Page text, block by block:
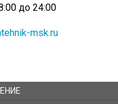
до 24:00
msk.ru